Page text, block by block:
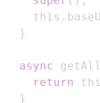
    this
.
}
async
return
}